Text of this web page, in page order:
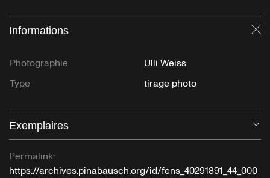
Informations
Photographie
Ulli Weiss
Type
tirage photo
Exemplaires
Permalink:
https://archives.pinabausch.org/id/fens_40291891_44_000